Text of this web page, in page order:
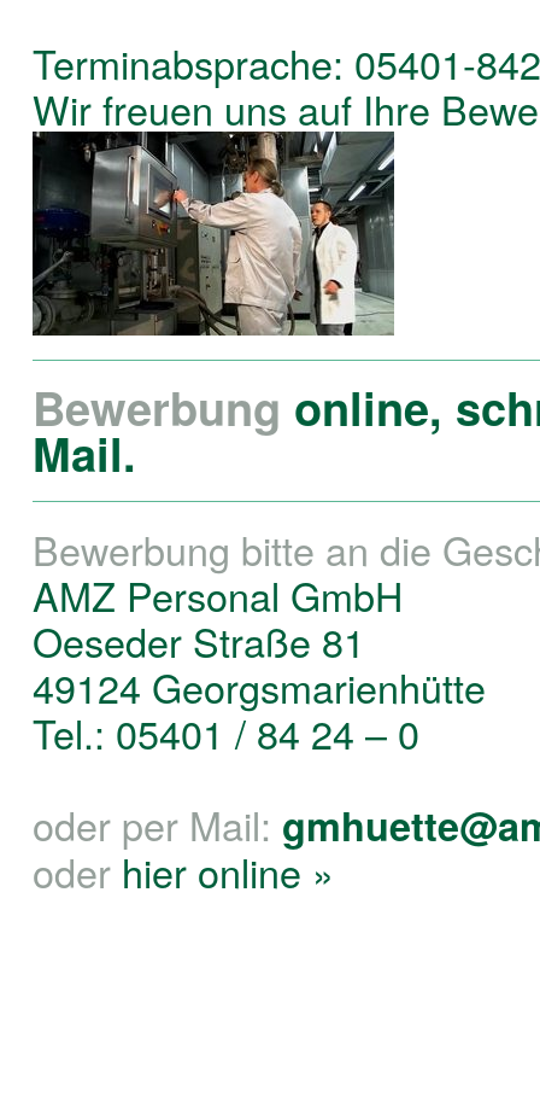
Terminabsprache: 05401-
Wir freuen uns auf Ihre
Bewerbung online,
Mail.
Bewerbung bitte an die
AMZ Personal GmbH
Oeseder Straße 81
49124 Georgsmarienhütte
Tel.: 05401 / 84 24 – 0
oder per Mail:
oderhier online »